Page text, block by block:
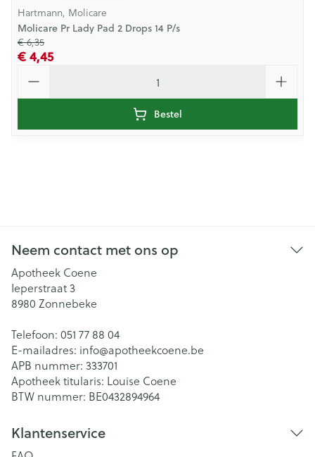
Hartmann, Molicare
Molicare Pr Lady Pad 2 Drops 14 P/s
€ 6,35
€ 4,45
Bestel
Neem contact met ons op
Apotheek Coene
Ieperstraat 3
8980 Zonnebeke
Telefoon: 051 77 88 04
E-mailadres: info@apotheekcoene.be
APB nummer: 333701
Apotheek titularis: Louise Coene
BTW nummer: BE0432894964
Klantenservice